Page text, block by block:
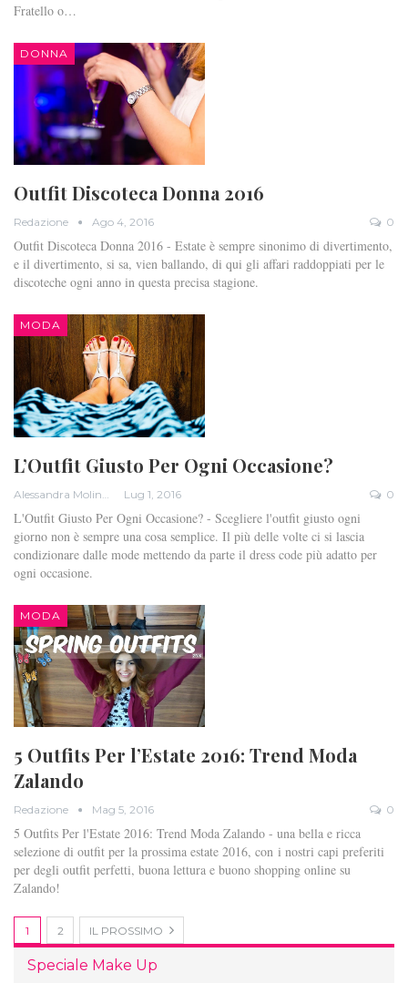
Fratello o…
DONNA
Outfit Discoteca Donna 2016
Redazione Ago 4, 2016 0
Outfit Discoteca Donna 2016 - Estate è sempre sinonimo di divertimento,
e il divertimento, si sa, vien ballando, di qui gli affari raddoppiati per le
discoteche ogni anno in questa precisa stagione.
MODA
L’Outfit Giusto Per Ogni Occasione?
Lug 1, 2016 0
L'Outfit Giusto Per Ogni Occasione? - Scegliere l'outfit giusto ogni
giorno non è sempre una cosa semplice. Il più delle volte ci si lascia
condizionare dalle mode mettendo da parte il dress code più adatto per
ogni occasione.
MODA
5 Outfits Per l’Estate 2016: Trend Moda
Zalando
Redazione Mag 5, 2016 0
5 Outfits Per l'Estate 2016: Trend Moda Zalando - una bella e ricca
selezione di outfit per la prossima estate 2016, con i nostri capi preferiti
per degli outfit perfetti, buona lettura e buono shopping online su
Zalando!
1 2 IL PROSSIMO
Speciale Make Up